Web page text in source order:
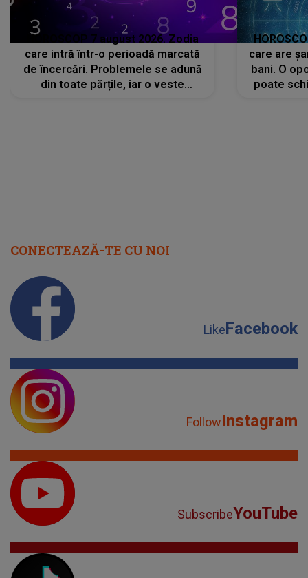
HOROSCOP 7 august 2026. Zodia
care intră într-o perioadă marcată
de încercări. Problemele se adună
din toate părțile, iar o veste
care are
bani. O
poate
CONECTEAZĂ-TE CU NOI
LikeFacebook
FollowInstagram
SubscribeYouTube